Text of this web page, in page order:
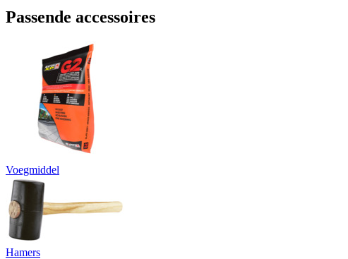
Passende accessoires
Voegmiddel
Hamers